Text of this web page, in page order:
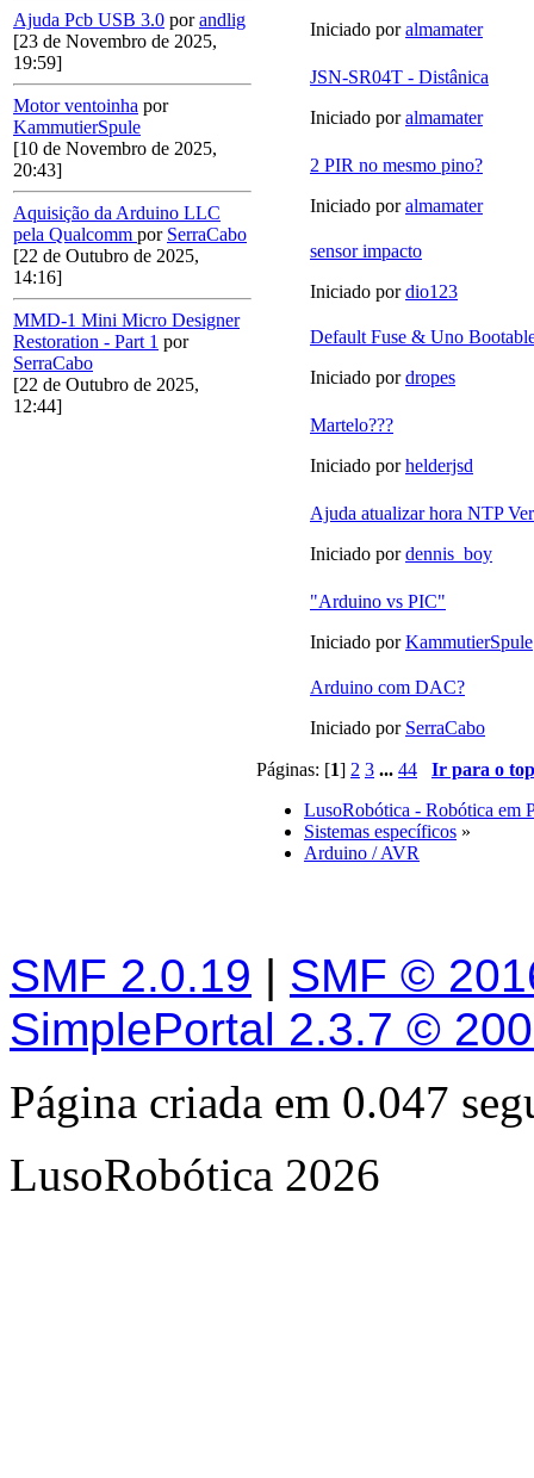
Ajuda Pcb USB 3.0 porandlig
[23 de Novembro de 2025,
19:59]
Motor ventoinha por
KammutierSpule
[10 de Novembro de 2025,
20:43]
Aquisição da Arduino LLC
pela Qualcomm por SerraCabo
[22 de Outubro de 2025,
14:16]
MMD-1 Mini Micro Designer
Restoration - Part 1 por
SerraCabo
[22 de Outubro de 2025,
12:44]
Iniciado poralmamater
JSN-SR04T - Distânica
Iniciado poralmamater
2 PIR no mesmo pino?
Iniciado poralmamater
sensor impacto
Iniciado pordio123
Default Fuse & Uno
Iniciado pordropes
Martelo???
Iniciado porhelderjsd
Ajuda atualizar hora NTP
Iniciado pordennis_boy
"Arduino vs PIC"
Iniciado porKammutierSpule
Arduino com DAC?
Iniciado por SerraCabo
Páginas: [1] 2 3 ... 44
Ir para o
LusoRobótica - Robótica em
Sistemas específicos »
Arduino / AVR
SMF 2.0.19 | SMF ©
SimplePortal 2.3.7 ©
Página criada em 0.047
LusoRobótica 2026